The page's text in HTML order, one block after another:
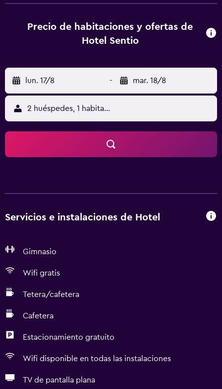
ofrece servicio de limpieza todos los días. Los servicios de
ocio y esparcimiento en este hotel incluyen gimnasio. Se
alojamiento (es posible que se aplique un recargo).
Precio de habitaciones y ofertas de
Hotel Sentio
lun. 17/8 - mar. 18/8
2 huéspedes, 1 habitación
Servicios e instalaciones de Hotel
Gimnasio
Wifi gratis
Tetera/cafetera
Cafetera
Estacionamiento gratuito
Wifi disponible en todas las instalaciones
TV de pantalla plana